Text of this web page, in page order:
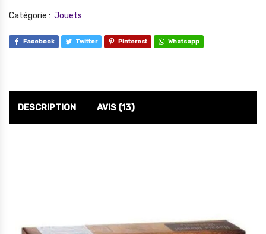
Catégorie : Jouets
Facebook Twitter Pinterest Whatsapp
DESCRIPTION AVIS (13)